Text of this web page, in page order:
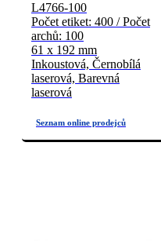
L4766-100
Počet etiket: 400 / Počet
archů: 100
61 x 192 mm
Inkoustová, Černobílá
laserová, Barevná
laserová